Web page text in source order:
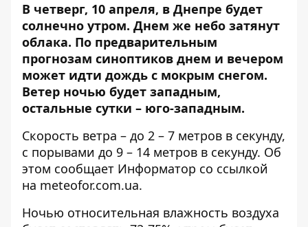
В четверг, 10 апреля, в Днепре будет
солнечно утром. Днем же небо затянут
облака. По предварительным
прогнозам синоптиков днем ​​и вечером
может идти дождь с мокрым снегом.
Ветер ночью будет западным,
остальные сутки – юго-западным.
Скорость ветра – до 2 – 7 метров в секунду,
с порывами до 9 – 14 метров в секунду. Об
этом сообщает Информатор со ссылкой
на meteofor.com.ua.
Ночью относительная влажность воздуха